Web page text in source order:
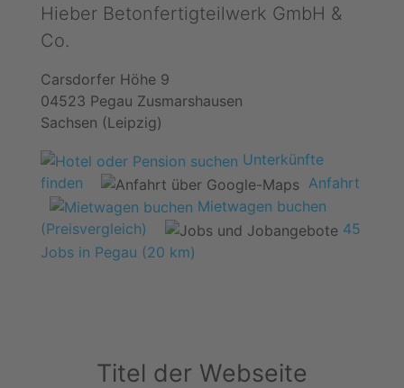
Hieber Betonfertigteilwerk GmbH &
Co.
Carsdorfer Höhe 9
04523 Pegau Zusmarshausen
Sachsen (Leipzig)
Unterkünfte
finden
Anfahrt
Mietwagen buchen
(Preisvergleich)
45
Jobs in Pegau (20 km)
Titel der Webseite